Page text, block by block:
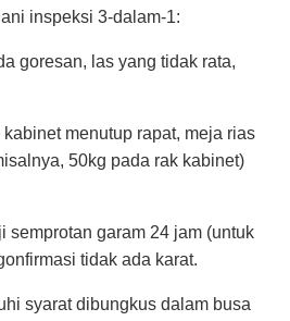
inspeksi 3-dalam-1:
goresan, las yang tidak rata,
kabinet menutup rapat, meja rias
50kg pada rak kabinet)
semprotan garam 24 jam (untuk
tidak ada karat.
syarat dibungkus dalam busa